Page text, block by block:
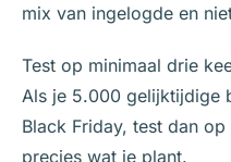
mix van ingelogde en
Test op minimaal drie
Als je 5.000 gelijktijdige
Black Friday, test dan
precies wat je plant.